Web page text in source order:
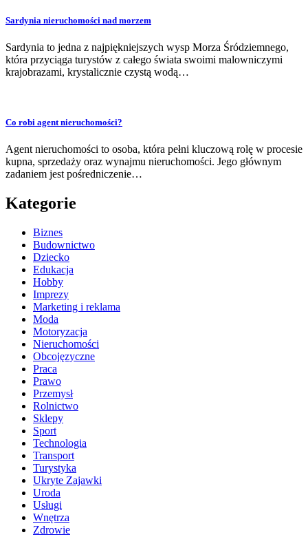
Sardynia nieruchomości nad morzem
Sardynia to jedna z najpiękniejszych wysp Morza Śródziemnego,
która przyciąga turystów z całego świata swoimi malowniczymi
krajobrazami, krystalicznie czystą wodą…
Co robi agent nieruchomości?
Agent nieruchomości to osoba, która pełni kluczową rolę w procesie
kupna, sprzedaży oraz wynajmu nieruchomości. Jego głównym
zadaniem jest pośredniczenie…
Kategorie
Biznes
Budownictwo
Dziecko
Edukacja
Hobby
Imprezy
Marketing i reklama
Moda
Motoryzacja
Nieruchomości
Obcojęzyczne
Praca
Prawo
Przemysł
Rolnictwo
Sklepy
Sport
Technologia
Transport
Turystyka
Ukryte Zajawki
Uroda
Usługi
Wnętrza
Zdrowie